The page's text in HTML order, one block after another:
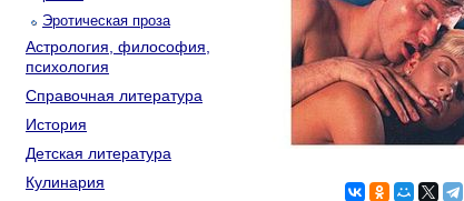
Эротическая проза
Астрология, философия,
психология
Справочная литература
История
Детская литература
Кулинария